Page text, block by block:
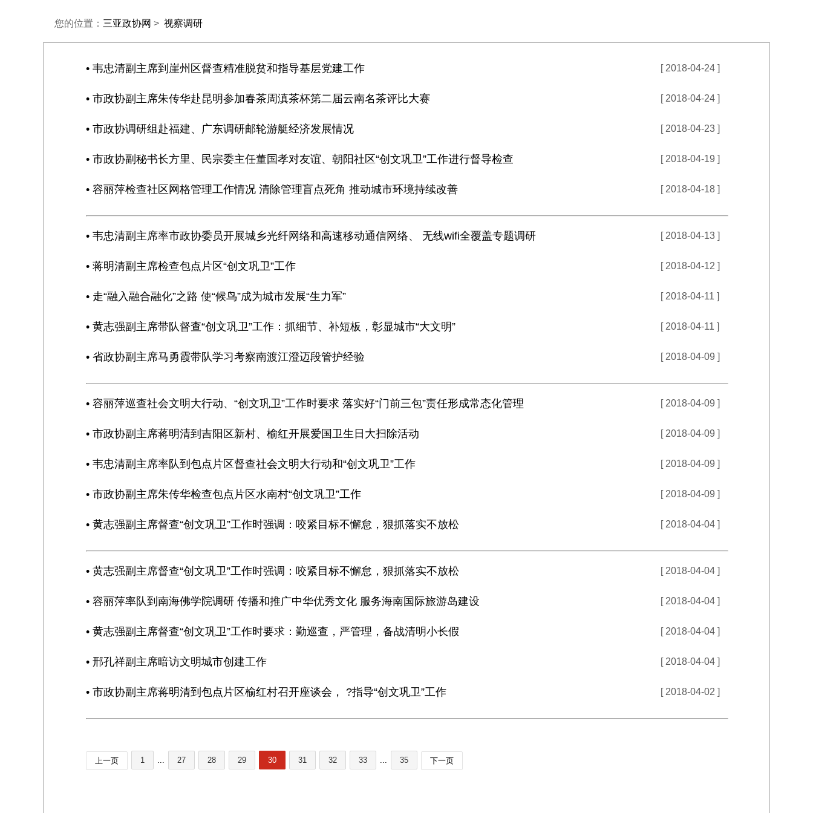
您的位置： 三亚政协网 > 视察调研
• 韦忠清副主席到崖州区督查精准脱贫和指导基层党建工作 [ 2018-04-24 ]
• 市政协副主席朱传华赴昆明参加春茶周滇茶杯第二届云南名茶评比大赛 [ 2018-04-24 ]
• 市政协调研组赴福建、广东调研邮轮游艇经济发展情况 [ 2018-04-23 ]
• 市政协副秘书长方里、民宗委主任董国孝对友谊、朝阳社区“创文巩卫”工作进行督导检查 [ 2018-04-19 ]
• 容丽萍检查社区网格管理工作情况 清除管理盲点死角 推动城市环境持续改善 [ 2018-04-18 ]
• 韦忠清副主席率市政协委员开展城乡光纤网络和高速移动通信网络、 无线wifi全覆盖专题调研 [ 2018-04-13 ]
• 蒋明清副主席检查包点片区“创文巩卫”工作 [ 2018-04-12 ]
• 走“融入融合融化”之路 使“候鸟”成为城市发展“生力军” [ 2018-04-11 ]
• 黄志强副主席带队督查“创文巩卫”工作：抓细节、补短板，彰显城市“大文明” [ 2018-04-11 ]
• 省政协副主席马勇霞带队学习考察南渡江澄迈段管护经验 [ 2018-04-09 ]
• 容丽萍巡查社会文明大行动、“创文巩卫”工作时要求 落实好“门前三包”责任形成常态化管理 [ 2018-04-09 ]
• 市政协副主席蒋明清到吉阳区新村、榆红开展爱国卫生日大扫除活动 [ 2018-04-09 ]
• 韦忠清副主席率队到包点片区督查社会文明大行动和“创文巩卫”工作 [ 2018-04-09 ]
• 市政协副主席朱传华检查包点片区水南村“创文巩卫”工作 [ 2018-04-09 ]
• 黄志强副主席督查“创文巩卫”工作时强调：咬紧目标不懈怠，狠抓落实不放松 [ 2018-04-04 ]
• 黄志强副主席督查“创文巩卫”工作时强调：咬紧目标不懈怠，狠抓落实不放松 [ 2018-04-04 ]
• 容丽萍率队到南海佛学院调研 传播和推广中华优秀文化 服务海南国际旅游岛建设 [ 2018-04-04 ]
• 黄志强副主席督查“创文巩卫”工作时要求：勤巡查，严管理，备战清明小长假 [ 2018-04-04 ]
• 邢孔祥副主席暗访文明城市创建工作 [ 2018-04-04 ]
• 市政协副主席蒋明清到包点片区榆红村召开座谈会， ?指导“创文巩卫”工作 [ 2018-04-02 ]
上一页 1 ... 27 28 29 30 31 32 33 ... 35 下一页